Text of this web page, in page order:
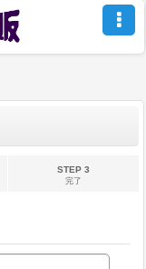
STEP 3
完了